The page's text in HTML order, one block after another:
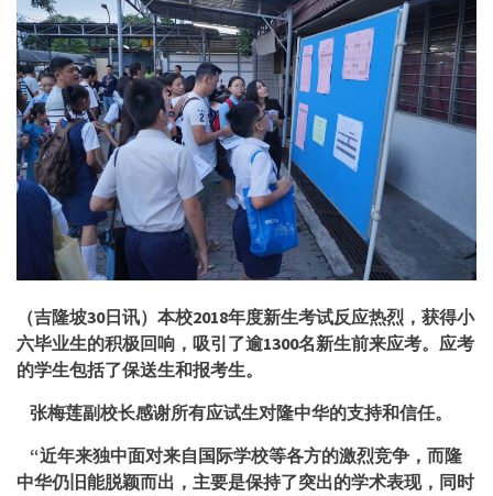
（吉隆坡30日讯）本校2018年度新生考试反应热烈，获得小
六毕业生的积极回响，吸引了逾1300名新生前来应考。应考
的学生包括了保送生和报考生。
张梅莲副校长感谢所有应试生对隆中华的支持和信任。
“近年来独中面对来自国际学校等各方的激烈竞争，而隆
中华仍旧能脱颖而出，主要是保持了突出的学术表现，同时